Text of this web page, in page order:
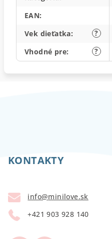
EAN:
?
Vek dieťatka:
?
Vhodné pre:
KONTAKTY
info@minilove.sk
+421 903 928 140